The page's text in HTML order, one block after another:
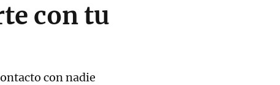
con tu
con nadie